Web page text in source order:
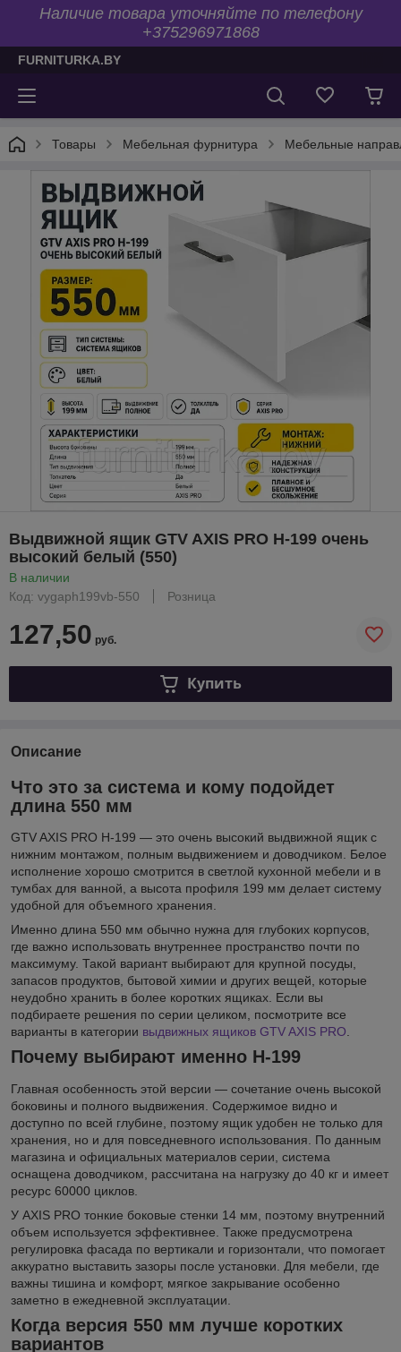
Наличие товара уточняйте по телефону
+375296971868
FURNITURKA.BY
Товары Мебельная фурнитура Мебельные
Выдвижной ящик GTV AXIS PRO H-199 очень
высокий белый (550)
В наличии
Код: vygaph199vb-550
Розница
127,50 руб.
Купить
Описание
Что это за система и кому подойдет
длина 550 мм
GTV AXIS PRO H-199 — это очень высокий выдвижной ящик с
нижним монтажом, полным выдвижением и доводчиком. Белое
исполнение хорошо смотрится в светлой кухонной мебели и в
тумбах для ванной, а высота профиля 199 мм делает систему
удобной для объемного хранения.
Именно длина 550 мм обычно нужна для глубоких корпусов,
где важно использовать внутреннее пространство почти по
максимуму. Такой вариант выбирают для крупной посуды,
запасов продуктов, бытовой химии и других вещей, которые
неудобно хранить в более коротких ящиках. Если вы
подбираете решения по серии целиком, посмотрите все
варианты в категории выдвижных ящиков GTV AXIS PRO.
Почему выбирают именно H-199
Главная особенность этой версии — сочетание очень высокой
боковины и полного выдвижения. Содержимое видно и
доступно по всей глубине, поэтому ящик удобен не только для
хранения, но и для повседневного использования. По данным
магазина и официальных материалов серии, система
оснащена доводчиком, рассчитана на нагрузку до 40 кг и имеет
ресурс 60000 циклов.
У AXIS PRO тонкие боковые стенки 14 мм, поэтому внутренний
объем используется эффективнее. Также предусмотрена
регулировка фасада по вертикали и горизонтали, что помогает
аккуратно выставить зазоры после установки. Для мебели, где
важны тишина и комфорт, мягкое закрывание особенно
заметно в ежедневной эксплуатации.
Когда версия 550 мм лучше коротких
вариантов